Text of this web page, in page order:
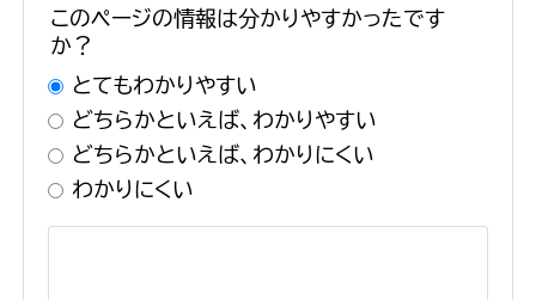
このページの情報は分かりやすかったです
か？
とてもわかりやすい
どちらかといえば、わかりやすい
どちらかといえば、わかりにくい
わかりにくい